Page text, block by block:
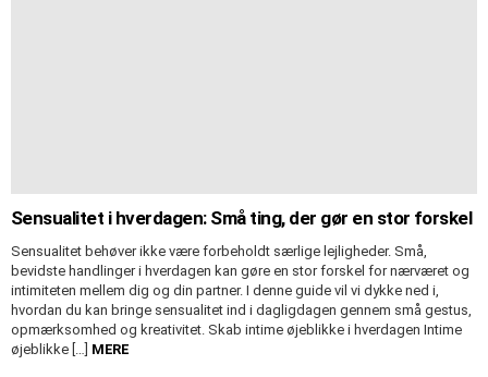
Sensualitet i hverdagen: Små ting, der gør en stor forskel
Sensualitet behøver ikke være forbeholdt særlige lejligheder. Små,
bevidste handlinger i hverdagen kan gøre en stor forskel for nærværet og
intimiteten mellem dig og din partner. I denne guide vil vi dykke ned i,
hvordan du kan bringe sensualitet ind i dagligdagen gennem små gestus,
opmærksomhed og kreativitet. Skab intime øjeblikke i hverdagen Intime
øjeblikke […] MERE